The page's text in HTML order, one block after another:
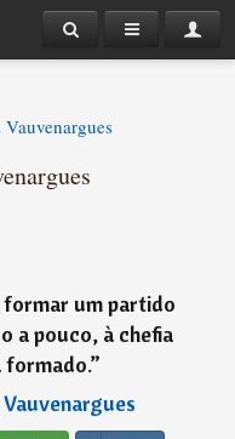
formar um partido
a pouco, à chefia
formado.”